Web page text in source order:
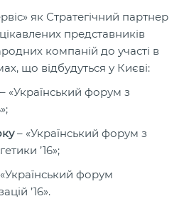
як Стратегічний партнер
представників
компаній до участі в
що відбудуться у Києві:
«Український форум з
– «Український форум з
’16»;
форум
’16».